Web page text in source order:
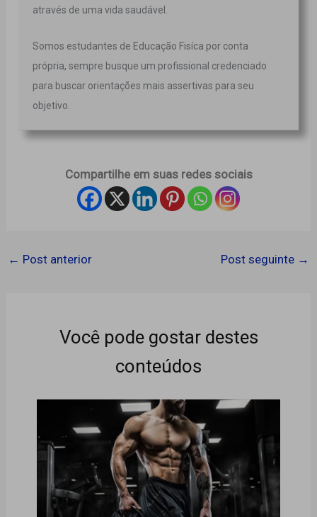
através de uma vida saudável.
Somos estudantes de Educação Fisíca por conta
própria, sempre busque um profissional credenciado
para buscar orientações mais assertivas para seu
objetivo.
Compartilhe em suas redes sociais
← Post anterior Post seguinte →
Você pode gostar destes
conteúdos